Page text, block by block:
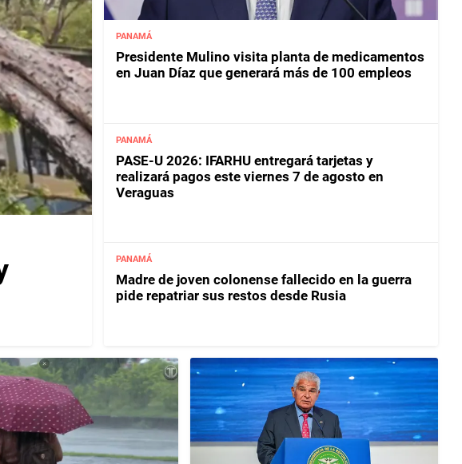
PANAMÁ
Presidente Mulino visita planta de medicamentos
en Juan Díaz que generará más de 100 empleos
PANAMÁ
PASE-U 2026: IFARHU entregará tarjetas y
realizará pagos este viernes 7 de agosto en
Veraguas
PANAMÁ
Madre de joven colonense fallecido en la guerra
pide repatriar sus restos desde Rusia